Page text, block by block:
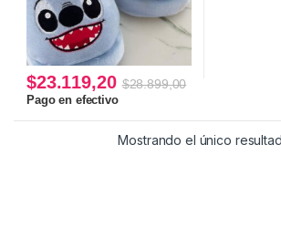
$23.119,20 $28.899,00
Pago en efectivo
Este producto tiene múltiples variantes.
Mostrando el único